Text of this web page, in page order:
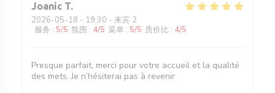
Joanic T
2026-05-18 - 19:30 - 来宾 2
服务 : 5/5 氛围 : 4/5 菜单 : 5/5 质价比 : 4/5
Presque parfait, merci pour votre accueil et la qualité
des mets. Je n’hésiterai pas à revenir